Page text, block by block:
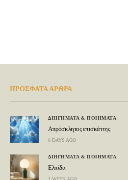
ΠΡΟΣΦΑΤΑ ΑΡΘΡΑ
ΔΙΗΓΗΜΑΤΑ & ΠΟΙΗΜΑΤΑ
Απρόσκλητος επισκέπτης
6 DAYS AGO
ΔΙΗΓΗΜΑΤΑ & ΠΟΙΗΜΑΤΑ
Ελπίδα
1 WEEK AGO